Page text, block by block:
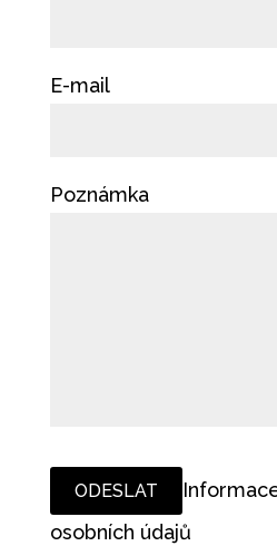
E-mail
Poznámka
osobních údajů